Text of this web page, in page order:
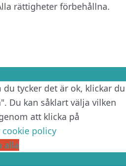
rättigheter förbehållna.
tycker det är ok, klickar du
Du kan såklart välja vilken
att klicka på
cookie policy
alla